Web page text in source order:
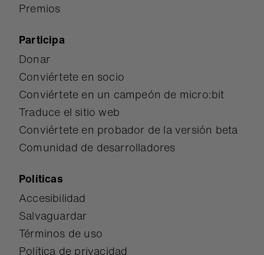
Premios
Participa
Donar
Conviértete en socio
Conviértete en un campeón de micro:bit
Traduce el sitio web
Conviértete en probador de la versión beta
Comunidad de desarrolladores
Políticas
Accesibilidad
Salvaguardar
Términos de uso
Política de privacidad